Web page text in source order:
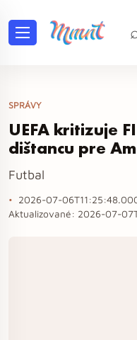
SPRÁVY
UEFA kritizuje
dištancu pre
Futbal
2026-07-
Aktualizované: 2026-07-